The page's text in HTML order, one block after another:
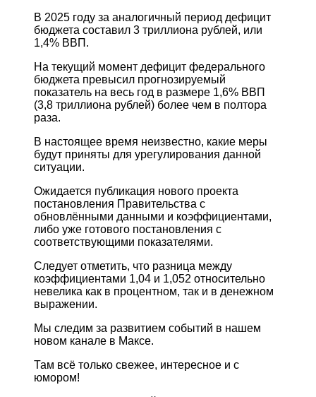
В 2025 году за аналогичный период дефицит
бюджета составил 3 триллиона рублей, или
1,4% ВВП.
На текущий момент дефицит федерального
бюджета превысил прогнозируемый
показатель на весь год в размере 1,6% ВВП
(3,8 триллиона рублей) более чем в полтора
раза.
В настоящее время неизвестно, какие меры
будут приняты для урегулирования данной
ситуации.
Ожидается публикация нового проекта
постановления Правительства с
обновлёнными данными и коэффициентами,
либо уже готового постановления с
соответствующими показателями.
Следует отметить, что разница между
коэффициентами 1,04 и 1,052 относительно
невелика как в процентном, так и в денежном
выражении.
Мы следим за развитием событий в нашем
новом канале в Максе.
Там всё только свежее, интересное и с
юмором!